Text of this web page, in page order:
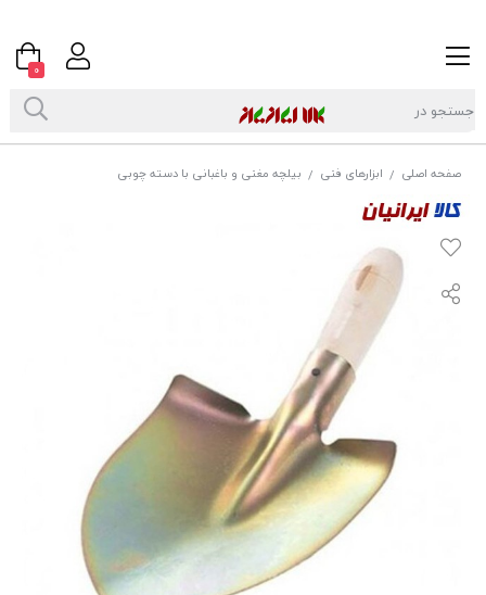
صفحه اصلی / ابزارهای فنی / بیلچه مغنی و باغبانی با دسته چوبی
0